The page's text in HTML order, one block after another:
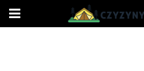
Czyzyny.pl